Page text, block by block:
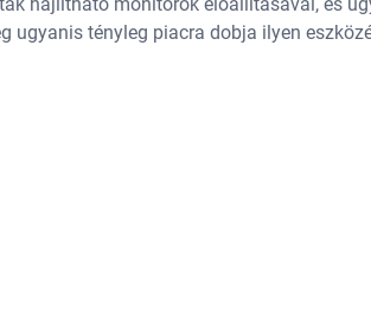
hajlítható monitorok előállításával, és
ugyanis tényleg piacra dobja ilyen